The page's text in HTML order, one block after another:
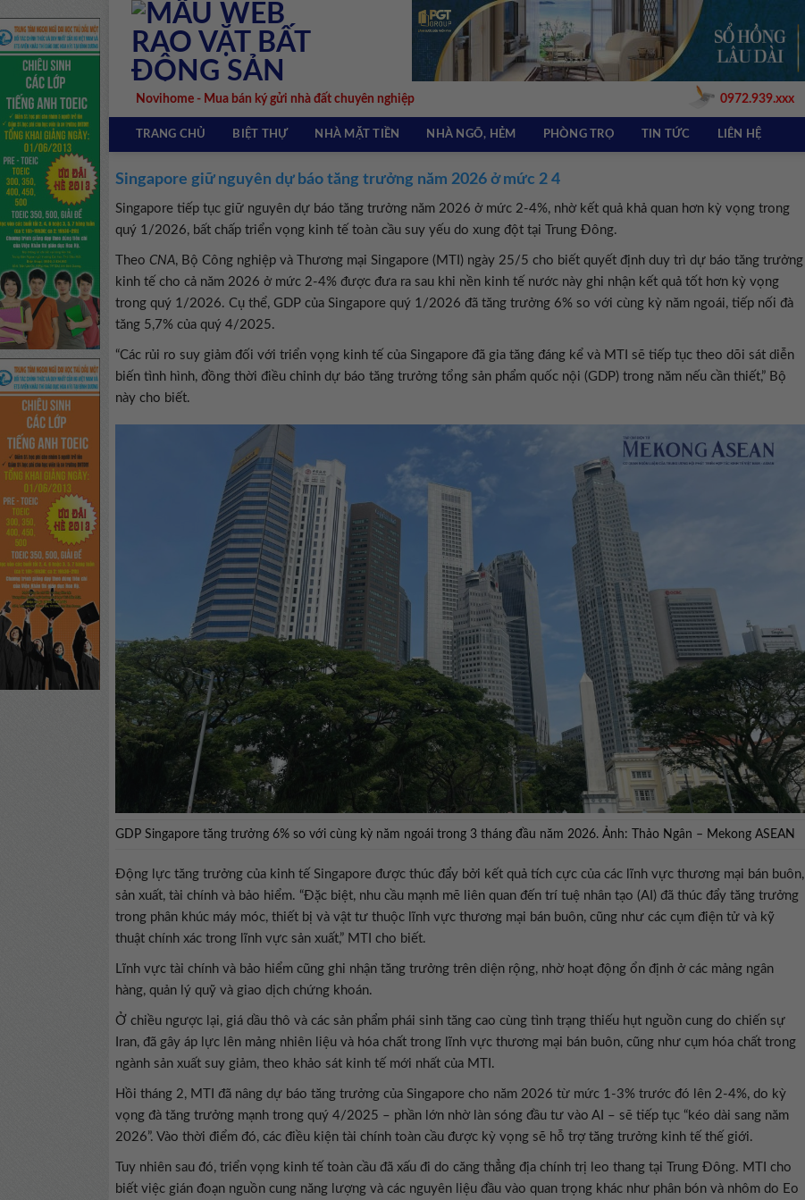
Skip
content
Novihome - Mua bán ký gửi nhà đất chuyên nghiệp 0972.939.xxx
TRANG CHỦ BIỆT THỰ NHÀ MẶT TIỀN NHÀ NGÕ, HẺM PHÒNG TRỌ TIN TỨC LIÊN HỆ
Singapore giữ nguyên dự báo tăng trưởng năm 2026 ở mức 2 4
Singapore tiếp tục giữ nguyên dự báo tăng trưởng năm 2026 ở mức 2-4%, nhờ kết quả khả quan hơn kỳ vọng trong
quý 1/2026, bất chấp triển vọng kinh tế toàn cầu suy yếu do xung đột tại Trung Đông.
Theo CNA, Bộ Công nghiệp và Thương mại Singapore (MTI) ngày 25/5 cho biết quyết định duy trì dự báo tăng trưởng
kinh tế cho cả năm 2026 ở mức 2-4% được đưa ra sau khi nền kinh tế nước này ghi nhận kết quả tốt hơn kỳ vọng
trong quý 1/2026. Cụ thể, GDP của Singapore quý 1/2026 đã tăng trưởng 6% so với cùng kỳ năm ngoái, tiếp nối đà
tăng 5,7% của quý 4/2025.
“Các rủi ro suy giảm đối với triển vọng kinh tế của Singapore đã gia tăng đáng kể và MTI sẽ tiếp tục theo dõi sát diễn
biến tình hình, đồng thời điều chỉnh dự báo tăng trưởng tổng sản phẩm quốc nội (GDP) trong năm nếu cần thiết,” Bộ
này cho biết.
GDP Singapore tăng trưởng 6% so với cùng kỳ năm ngoái trong 3 tháng đầu năm 2026. Ảnh: Thảo Ngân – Mekong ASEAN
Động lực tăng trưởng của kinh tế Singapore được thúc đẩy bởi kết quả tích cực của các lĩnh vực thương mại bán buôn,
sản xuất, tài chính và bảo hiểm. “Đặc biệt, nhu cầu mạnh mẽ liên quan đến trí tuệ nhân tạo (AI) đã thúc đẩy tăng trưởng
trong phân khúc máy móc, thiết bị và vật tư thuộc lĩnh vực thương mại bán buôn, cũng như các cụm điện tử và kỹ
thuật chính xác trong lĩnh vực sản xuất,” MTI cho biết.
Lĩnh vực tài chính và bảo hiểm cũng ghi nhận tăng trưởng trên diện rộng, nhờ hoạt động ổn định ở các mảng ngân
hàng, quản lý quỹ và giao dịch chứng khoán.
Ở chiều ngược lại, giá dầu thô và các sản phẩm phái sinh tăng cao cùng tình trạng thiếu hụt nguồn cung do chiến sự
Iran, đã gây áp lực lên mảng nhiên liệu và hóa chất trong lĩnh vực thương mại bán buôn, cũng như cụm hóa chất trong
ngành sản xuất suy giảm, theo khảo sát kinh tế mới nhất của MTI.
Hồi tháng 2, MTI đã nâng dự báo tăng trưởng của Singapore cho năm 2026 từ mức 1-3% trước đó lên 2-4%, do kỳ
vọng đà tăng trưởng mạnh trong quý 4/2025 – phần lớn nhờ làn sóng đầu tư vào AI – sẽ tiếp tục “kéo dài sang năm
2026”. Vào thời điểm đó, các điều kiện tài chính toàn cầu được kỳ vọng sẽ hỗ trợ tăng trưởng kinh tế thế giới.
Tuy nhiên sau đó, triển vọng kinh tế toàn cầu đã xấu đi do căng thẳng địa chính trị leo thang tại Trung Đông. MTI cho
biết việc gián đoạn nguồn cung năng lượng và các nguyên liệu đầu vào quan trọng khác như phân bón và nhôm do Eo